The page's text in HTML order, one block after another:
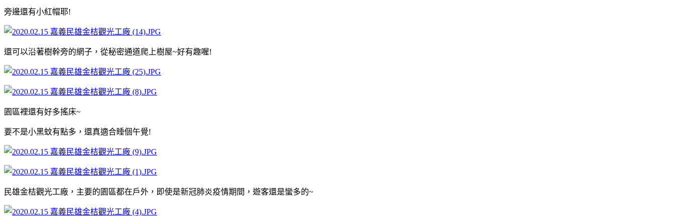
旁邊還有小紅帽耶!
還可以沿著樹幹旁的網子，從秘密通道爬上樹屋~好有趣喔!
園區裡還有好多搖床~
要不是小黑蚊有點多，還真適合睡個午覺!
民雄金桔觀光工廠，主要的園區都在戶外，即使是新冠肺炎疫情期間，遊客還是蠻多的~